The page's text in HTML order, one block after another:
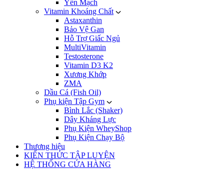
Yến Mạch
Vitamin Khoáng Chất
Astaxanthin
Bảo Vệ Gan
Hỗ Trợ Giấc Ngủ
MultiVitamin
Testosterone
Vitamin D3 K2
Xương Khớp
ZMA
Dầu Cá (Fish Oil)
Phụ kiện Tập Gym
Bình Lắc (Shaker)
Dây Kháng Lực
Phụ Kiện WheyShop
Phụ Kiện Chạy Bộ
Thương hiệu
KIẾN THỨC TẬP LUYỆN
HỆ THỐNG CỬA HÀNG